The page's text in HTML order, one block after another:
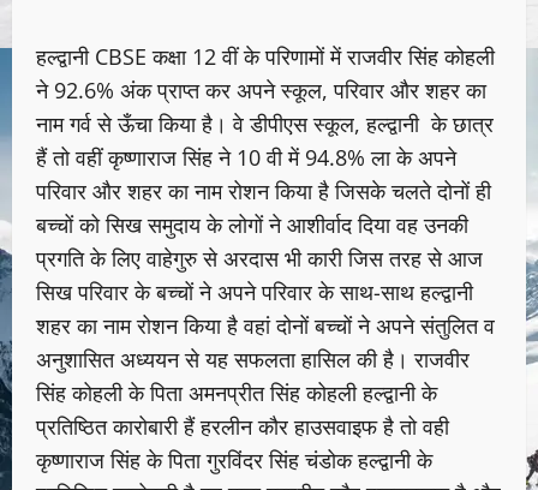
हल्द्वानी CBSE कक्षा 12 वीं के परिणामों में राजवीर सिंह कोहली
ने 92.6% अंक प्राप्त कर अपने स्कूल, परिवार और शहर का
नाम गर्व से ऊँचा किया है। वे डीपीएस स्कूल, हल्द्वानी के छात्र
हैं तो वहीं कृष्णाराज सिंह ने 10 वी में 94.8% ला के अपने
परिवार और शहर का नाम रोशन किया है जिसके चलते दोनों ही
बच्चों को सिख समुदाय के लोगों ने आशीर्वाद दिया वह उनकी
प्रगति के लिए वाहेगुरु से अरदास भी कारी जिस तरह से आज
सिख परिवार के बच्चों ने अपने परिवार के साथ-साथ हल्द्वानी
शहर का नाम रोशन किया है वहां दोनों बच्चों ने अपने संतुलित व
अनुशासित अध्ययन से यह सफलता हासिल की है। राजवीर
सिंह कोहली के पिता अमनप्रीत सिंह कोहली हल्द्वानी के
प्रतिष्ठित कारोबारी हैं हरलीन कौर हाउसवाइफ है तो वही
कृष्णाराज सिंह के पिता गुरविंदर सिंह चंडोक हल्द्वानी के